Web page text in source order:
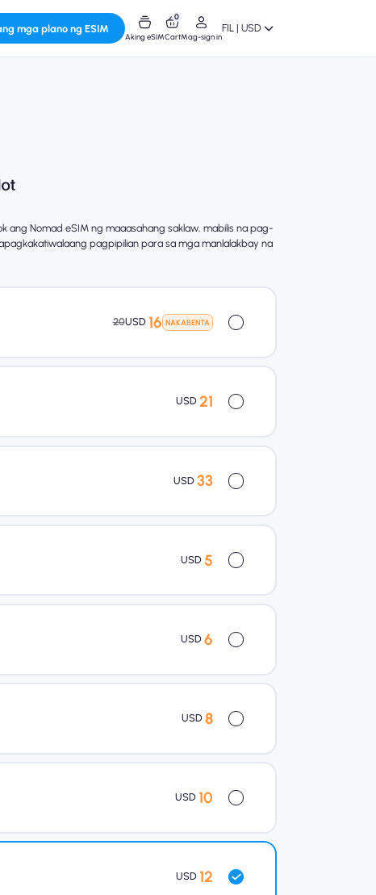
mga plano ng ESIM
Aking eSIM
0
CartMag-sign in
FIL | USD
ang Nomad eSIM ng maaasahang saklaw, mabilis na pag-
pagpipilian para sa mga manlalakbay na
20USD 16 NAKABENTA
USD 21
USD 33
USD 5
USD 6
USD 8
USD 10
USD 12